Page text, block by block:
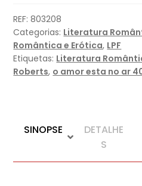
REF:803208
Categorias: Literatura
Romântica e Erótica, LPF
Etiquetas: Literatura
Roberts, o amor esta no ar
SINOPSE
DETALHE
S